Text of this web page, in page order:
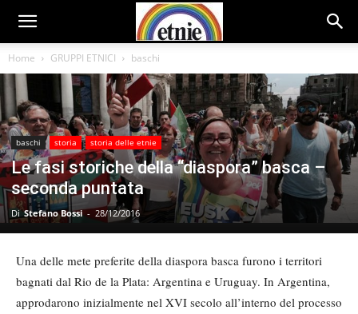
Home GRUPPI ETNICI baschi
baschi storia storia delle etnie
Le fasi storiche della “diaspora” basca –
seconda puntata
Di Stefano Bossi - 28/12/2016
Una delle mete preferite della diaspora basca furono i territori
bagnati dal Rio de la Plata: Argentina e Uruguay. In Argentina,
approdarono inizialmente nel XVI secolo all’interno del processo